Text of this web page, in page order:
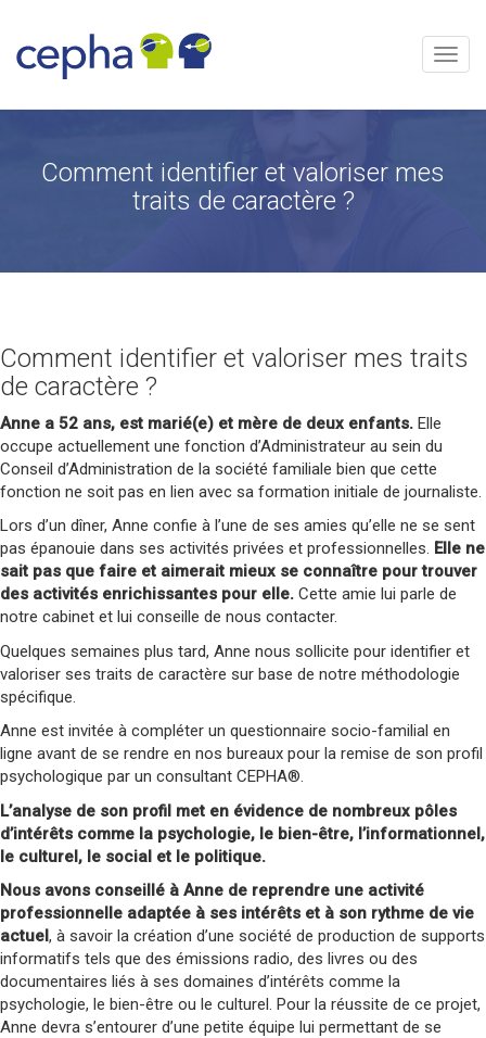
contenu
Menu
Comment identifier et valoriser mes
traits de caractère ?
Comment identifier et valoriser mes traits
de caractère ?
Anne a 52 ans, est marié(e) et mère de deux enfants. Elle
occupe actuellement une fonction d’Administrateur au sein du
Conseil d’Administration de la société familiale bien que cette
fonction ne soit pas en lien avec sa formation initiale de journaliste.
Lors d’un dîner, Anne confie à l’une de ses amies qu’elle ne se sent
pas épanouie dans ses activités privées et professionnelles. Elle ne
sait pas que faire et aimerait mieux se connaître pour trouver
des activités enrichissantes pour elle. Cette amie lui parle de
notre cabinet et lui conseille de nous contacter.
Quelques semaines plus tard, Anne nous sollicite pour identifier et
valoriser ses traits de caractère sur base de notre méthodologie
spécifique.
Anne est invitée à compléter un questionnaire socio-familial en
ligne avant de se rendre en nos bureaux pour la remise de son profil
psychologique par un consultant CEPHA®.
L’analyse de son profil met en évidence de nombreux pôles
d’intérêts comme la psychologie, le bien-être, l’informationnel,
le culturel, le social et le politique.
Nous avons conseillé à Anne de reprendre une activité
professionnelle adaptée à ses intérêts et à son rythme de vie
actuel, à savoir la création d’une société de production de supports
informatifs tels que des émissions radio, des livres ou des
documentaires liés à ses domaines d’intérêts comme la
psychologie, le bien-être ou le culturel. Pour la réussite de ce projet,
Anne devra s’entourer d’une petite équipe lui permettant de se